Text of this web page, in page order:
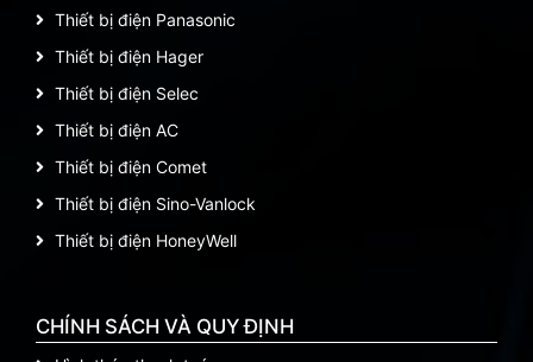
Thiết bị điện Panasonic
Thiết bị điện Hager
Thiết bị điện Selec
Thiết bị điện AC
Thiết bị điện Comet
Thiết bị điện Sino-Vanlock
Thiết bị điện HoneyWell
CHÍNH SÁCH VÀ QUY ĐỊNH